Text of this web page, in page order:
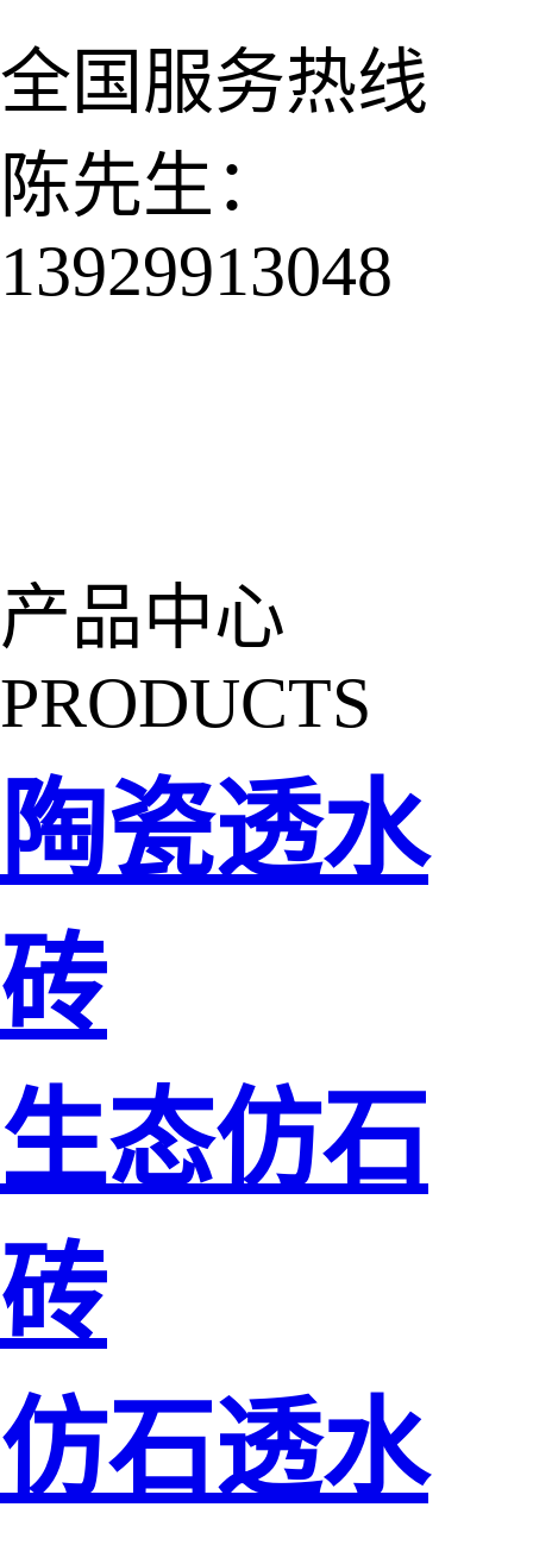
全国服务热线
陈先生：
13929913048
产品中心
PRODUCTS
陶瓷透水
砖
生态仿石
砖
仿石透水